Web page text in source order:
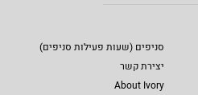
סניפים (שעות פעילות סניפים)
יצירת קשר
About Ivory